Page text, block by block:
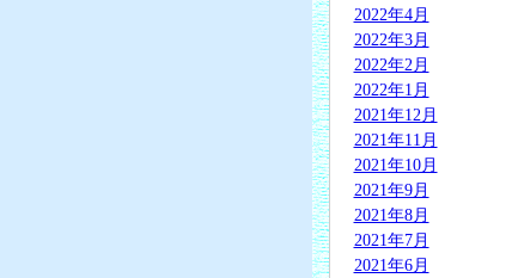
2022年4月
2022年3月
2022年2月
2022年1月
2021年12月
2021年11月
2021年10月
2021年9月
2021年8月
2021年7月
2021年6月